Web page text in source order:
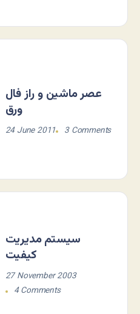
عصر ماشین و راز فال
ورق
24 June 2011 3 Comments
سيستم مديريت
كيفيت
27 November 2003
4 Comments